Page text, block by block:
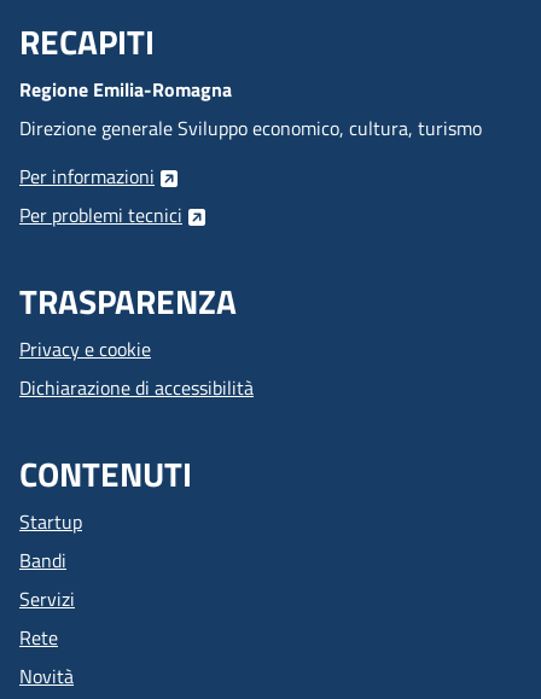
Menu Footer
RECAPITI
Regione Emilia-Romagna
Direzione generale Sviluppo economico, cultura, turismo
Per informazioni
Per problemi tecnici
TRASPARENZA
Privacy e cookie
Dichiarazione di accessibilità
CONTENUTI
Startup
Bandi
Servizi
Rete
Novità